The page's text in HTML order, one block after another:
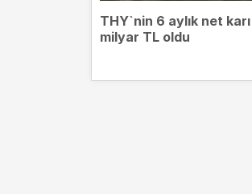
THY`nin 6 aylık net
milyar TL oldu